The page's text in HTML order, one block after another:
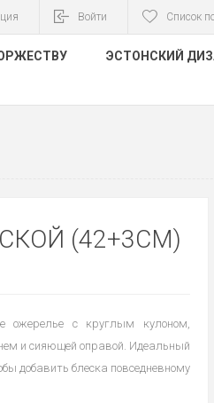
Войти Список
ЭСТОНСКИЙ
(42+3CM)
ожерелье с круглым кулоном,
и сияющей оправой. Идеальный
добавить блеска повседневному